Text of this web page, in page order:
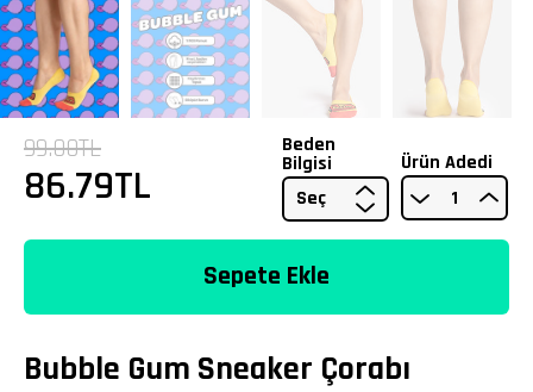
99.00TL
86.79TL
Beden
Bilgisi Ürün Adedi
Sepete Ekle
Bubble Gum Sneaker Çorabı